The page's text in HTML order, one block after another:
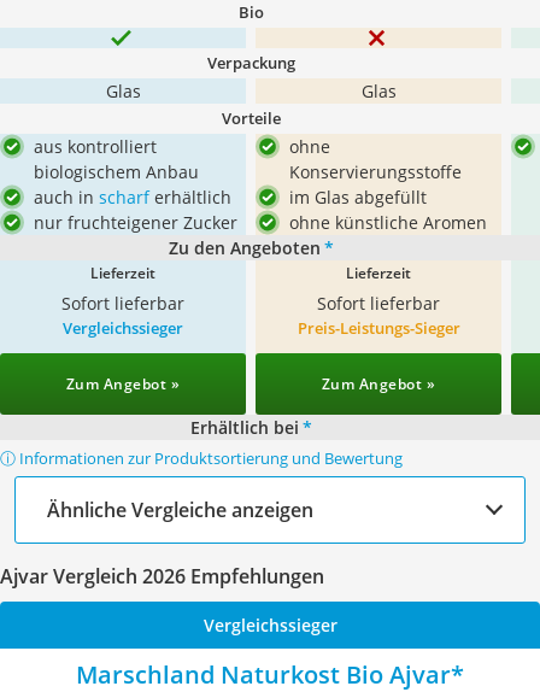
Bio
Verpackung
Glas Glas
Vorteile
aus kontrolliert
biologischem Anbau
auch in scharferhältlich
nur fruchteigener Zucker
ohne
Konservierungsstoffe
im Glas abgefüllt
ohne künstliche Aromen
Zu den Angeboten *
Lieferzeit
Sofort lieferbar
Lieferzeit
Sofort lieferbar
Vergleichssieger
Zum Angebot »
Preis-Leistungs-Sieger
Zum Angebot »
Erhältlich bei *
ⓘ Informationen zur Produktsortierung und Bewertung
Ähnliche Vergleiche anzeigen
Ajvar Vergleich 2026 Empfehlungen
Vergleichssieger
Marschland Naturkost Bio Ajvar